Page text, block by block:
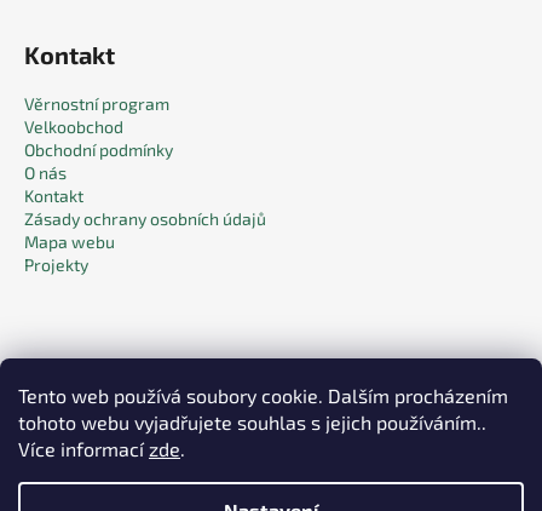
Tento web používá soubory cookie. Dalším procházením
tohoto webu vyjadřujete souhlas s jejich používáním..
Více informacízde.
Kontakt
Věrnostní program
Velkoobchod
Obchodní podmínky
O nás
Kontakt
Zásady ochrany osobních údajů
Mapa webu
Projekty
Facebook